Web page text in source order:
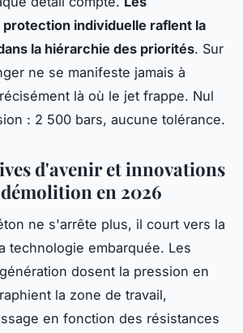
individuelle raflent la
la hiérarchie des priorités. Sur
ne se manifeste jamais à
là où le jet frappe. Nul
: 2 500 bars, aucune tolérance.
d'avenir et innovations
en 2026
ne s'arrête plus, il court vers la
technologie embarquée. Les
dosent la pression en
la zone de travail,
en fonction des résistances